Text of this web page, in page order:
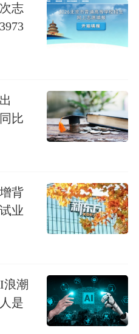
志
比
背
业
浪潮
是